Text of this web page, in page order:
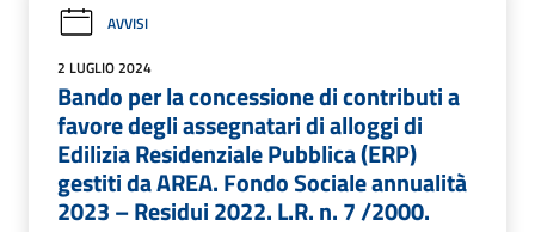
AVVISI
2 LUGLIO 2024
Bando per la concessione di contributi a
favore degli assegnatari di alloggi di
Edilizia Residenziale Pubblica (ERP)
gestiti da AREA. Fondo Sociale annualità
2023 – Residui 2022. L.R. n. 7 /2000.